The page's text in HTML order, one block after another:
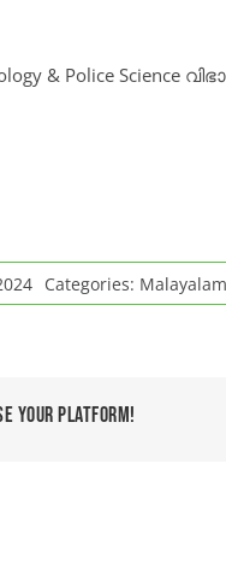
& Police Science
Categories:
Your Platform!